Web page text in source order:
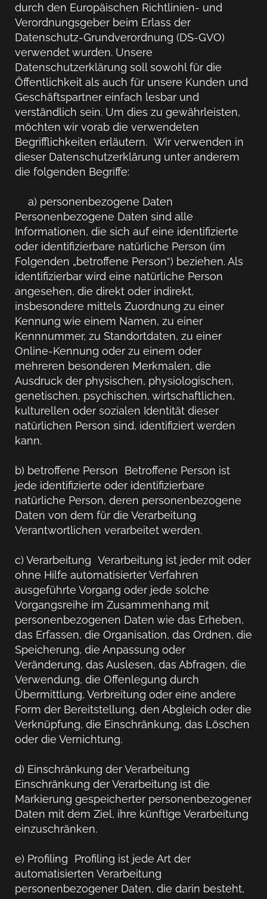
durch den Europäischen Richtlinien- und
Verordnungsgeber beim Erlass der
Datenschutz-Grundverordnung (DS-GVO)
verwendet wurden. Unsere
Datenschutzerklärung soll sowohl für die
Öffentlichkeit als auch für unsere Kunden und
Geschäftspartner einfach lesbar und
verständlich sein. Um dies zu gewährleisten,
möchten wir vorab die verwendeten
Begrifflichkeiten erläutern. Wir verwenden in
dieser Datenschutzerklärung unter anderem
die folgenden Begriffe:
a) personenbezogene Daten
Personenbezogene Daten sind alle
Informationen, die sich auf eine identifizierte
oder identifizierbare natürliche Person (im
Folgenden „betroffene Person“) beziehen. Als
identifizierbar wird eine natürliche Person
angesehen, die direkt oder indirekt,
insbesondere mittels Zuordnung zu einer
Kennung wie einem Namen, zu einer
Kennnummer, zu Standortdaten, zu einer
Online-Kennung oder zu einem oder
mehreren besonderen Merkmalen, die
Ausdruck der physischen, physiologischen,
genetischen, psychischen, wirtschaftlichen,
kulturellen oder sozialen Identität dieser
natürlichen Person sind, identifiziert werden
kann.
b) betroffene Person Betroffene Person ist
jede identifizierte oder identifizierbare
natürliche Person, deren personenbezogene
Daten von dem für die Verarbeitung
Verantwortlichen verarbeitet werden.
c) Verarbeitung Verarbeitung ist jeder mit oder
ohne Hilfe automatisierter Verfahren
ausgeführte Vorgang oder jede solche
Vorgangsreihe im Zusammenhang mit
personenbezogenen Daten wie das Erheben,
das Erfassen, die Organisation, das Ordnen, die
Speicherung, die Anpassung oder
Veränderung, das Auslesen, das Abfragen, die
Verwendung, die Offenlegung durch
Übermittlung, Verbreitung oder eine andere
Form der Bereitstellung, den Abgleich oder die
Verknüpfung, die Einschränkung, das Löschen
oder die Vernichtung.
d) Einschränkung der Verarbeitung
Einschränkung der Verarbeitung ist die
Markierung gespeicherter personenbezogener
Daten mit dem Ziel, ihre künftige Verarbeitung
einzuschränken.
e) Profiling Profiling ist jede Art der
automatisierten Verarbeitung
personenbezogener Daten, die darin besteht,